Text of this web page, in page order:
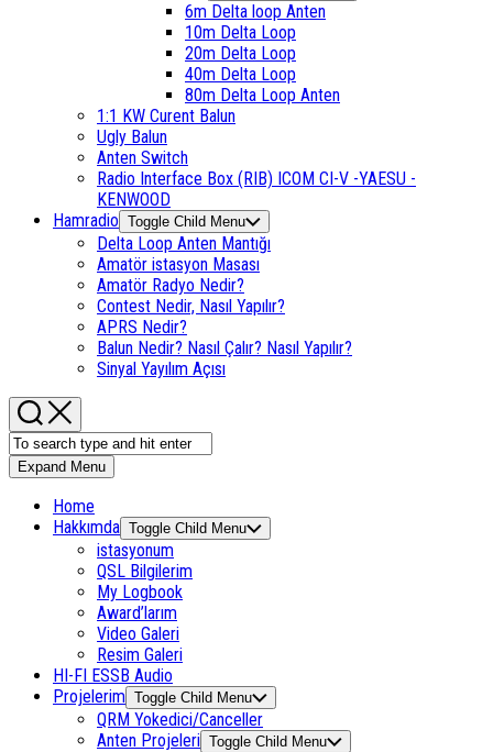
6m Delta loop Anten
10m Delta Loop
20m Delta Loop
40m Delta Loop
80m Delta Loop Anten
1:1 KW Curent Balun
Ugly Balun
Anten Switch
Radio Interface Box (RIB) ICOM CI-V -YAESU -
KENWOOD
Hamradio Toggle Child Menu
Delta Loop Anten Mantığı
Amatör istasyon Masası
Amatör Radyo Nedir?
Contest Nedir, Nasıl Yapılır?
APRS Nedir?
Balun Nedir? Nasıl Çalır? Nasıl Yapılır?
Sinyal Yayılım Açısı
Expand Menu
Home
Hakkımda Toggle Child Menu
istasyonum
QSL Bilgilerim
My Logbook
Award’larım
Video Galeri
Resim Galeri
HI-FI ESSB Audio
Projelerim Toggle Child Menu
QRM Yokedici/Canceller
Anten Projeleri Toggle Child Menu